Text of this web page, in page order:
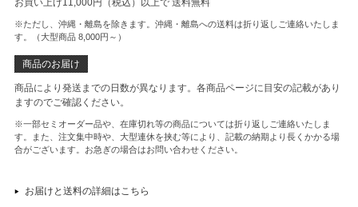
※ただし、沖縄・離島を除きます。沖縄・離島への送料は折り返しご連絡いたしま
す。（大型商品 8,000円～）
商品のお届け
商品により発送までの日数が異なります。各商品ページに目安の記載があり
ますのでご確認ください。
※一部セミオーダー品や、在庫切れ等の商品については折り返しご連絡いたしま
す。また、注文集中時や、大型連休を挟む等により、記載の納期より長くかかる場
合がございます。お急ぎの場合はお問い合わせください。
お届けと送料の詳細はこちら